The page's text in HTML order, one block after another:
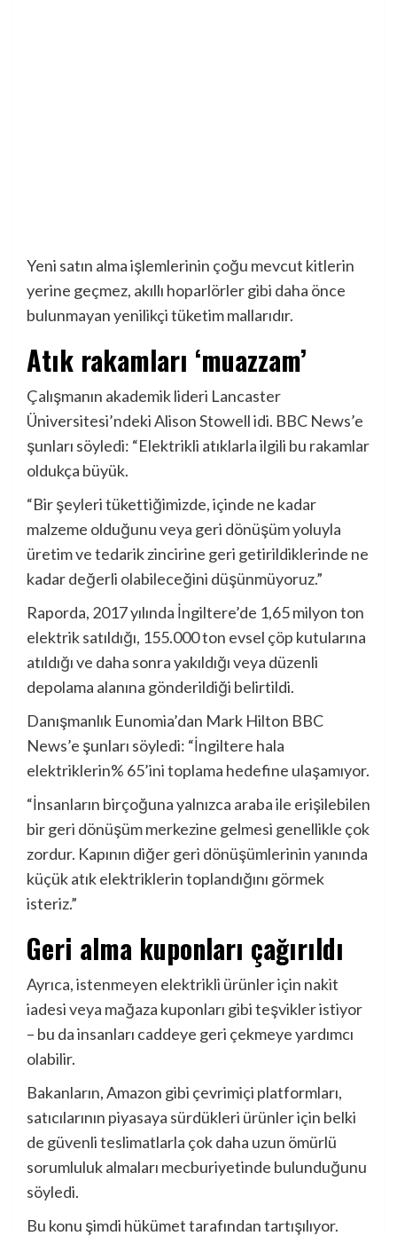
Yeni satın alma işlemlerinin çoğu mevcut kitlerin
yerine geçmez, akıllı hoparlörler gibi daha önce
bulunmayan yenilikçi tüketim mallarıdır.
Atık rakamları ‘muazzam’
Çalışmanın akademik lideri Lancaster
Üniversitesi’ndeki Alison Stowell idi. BBC News’e
şunları söyledi: “Elektrikli atıklarla ilgili bu rakamlar
oldukça büyük.
“Bir şeyleri tükettiğimizde, içinde ne kadar
malzeme olduğunu veya geri dönüşüm yoluyla
üretim ve tedarik zincirine geri getirildiklerinde ne
kadar değerli olabileceğini düşünmüyoruz.”
Raporda, 2017 yılında İngiltere’de 1,65 milyon ton
elektrik satıldığı, 155.000 ton evsel çöp kutularına
atıldığı ve daha sonra yakıldığı veya düzenli
depolama alanına gönderildiği belirtildi.
Danışmanlık Eunomia’dan Mark Hilton BBC
News’e şunları söyledi: “İngiltere hala
elektriklerin% 65’ini toplama hedefine ulaşamıyor.
“İnsanların birçoğuna yalnızca araba ile erişilebilen
bir geri dönüşüm merkezine gelmesi genellikle çok
zordur. Kapının diğer geri dönüşümlerinin yanında
küçük atık elektriklerin toplandığını görmek
isteriz.”
Geri alma kuponları çağırıldı
Ayrıca, istenmeyen elektrikli ürünler için nakit
iadesi veya mağaza kuponları gibi teşvikler istiyor
– bu da insanları caddeye geri çekmeye yardımcı
olabilir.
Bakanların, Amazon gibi çevrimiçi platformları,
satıcılarının piyasaya sürdükleri ürünler için belki
de güvenli teslimatlarla çok daha uzun ömürlü
sorumluluk almaları mecburiyetinde bulunduğunu
söyledi.
Bu konu şimdi hükümet tarafından tartışılıyor.